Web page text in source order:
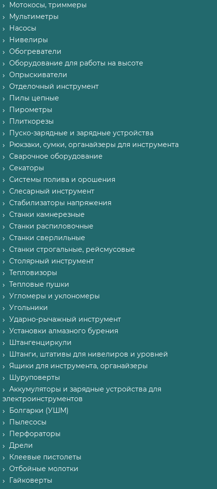
Мотокосы, триммеры
Мультиметры
Насосы
Нивелиры
Обогреватели
Оборудование для работы на высоте
Опрыскиватели
Отделочный инструмент
Пилы цепные
Пирометры
Плиткорезы
Пуско-зарядные и зарядные устройства
Рюкзаки, сумки, органайзеры для инструмента
Сварочное оборудование
Секаторы
Системы полива и орошения
Слесарный инструмент
Стабилизаторы напряжения
Станки камнерезные
Станки распиловочные
Станки сверлильные
Станки строгальные, рейсмусовые
Столярный инструмент
Тепловизоры
Тепловые пушки
Угломеры и уклономеры
Угольники
Ударно-рычажный инструмент
Установки алмазного бурения
Штангенциркули
Штанги, штативы для нивелиров и уровней
Ящики для инструмента, органайзеры
Шуруповерты
Аккумуляторы и зарядные устройства для
электроинструментов
Болгарки (УШМ)
Пылесосы
Перфораторы
Дрели
Клеевые пистолеты
Отбойные молотки
Гайковерты